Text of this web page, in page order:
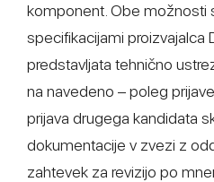
komponent. Obe možnosti
specifikacijami proizvajalca
predstavljata tehnično
na navedeno – poleg
prijava drugega kandidata
dokumentacije v zvezi z
zahtevek za revizijo po